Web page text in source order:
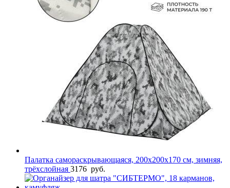
Палатка самораскрывающаяся, 200х200х170 см, зимняя,
трёхслойная 3176 руб.